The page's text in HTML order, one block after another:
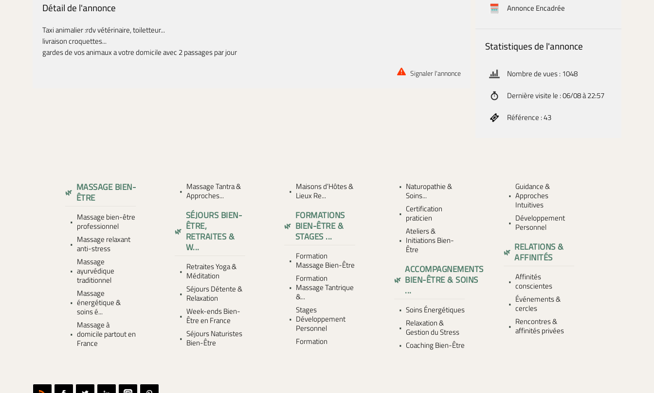
Détail de l'annonce
Taxi animalier :rdv vétérinaire, toiletteur...
livraison croquettes...
gardes de vos animaux a votre domicile avec 2 passages par jour
Signaler l'annonce
Annonce Encadrée
Statistiques de l'annonce
Nombre de vues : 1048
Dernière visite le : 06/08 à 22:57
Référence : 43
MASSAGE BIEN-
ÊTRE
Massage bien-être
professionnel
Massage relaxant
anti-stress
Massage
ayurvédique
traditionnel
Massage
énergétique &
soins é...
Massage à
domicile partout en
France
Massage Tantra &
Approches...
SÉJOURS BIEN-
ÊTRE,
RETRAITES &
W...
Retraites Yoga &
Méditation
Séjours Détente &
Relaxation
Week-ends Bien-
Être en France
Séjours Naturistes
Bien-Être
Maisons d’Hôtes &
Lieux Re...
FORMATIONS
BIEN-ÊTRE &
STAGES ...
Formation
Massage Bien-Être
Formation
Massage Tantrique
&...
Stages
Développement
Personnel
Formation
Naturopathie &
Soins...
Certification
praticien
Ateliers &
Initiations Bien-
Être
ACCOMPAGNEMENTS
BIEN-ÊTRE & SOINS
...
Soins Énergétiques
Relaxation &
Gestion du Stress
Coaching Bien-Être
Guidance &
Approches
Intuitives
Développement
Personnel
RELATIONS &
AFFINITÉS
Affinités
conscientes
Événements &
cercles
Rencontres &
affinités privées